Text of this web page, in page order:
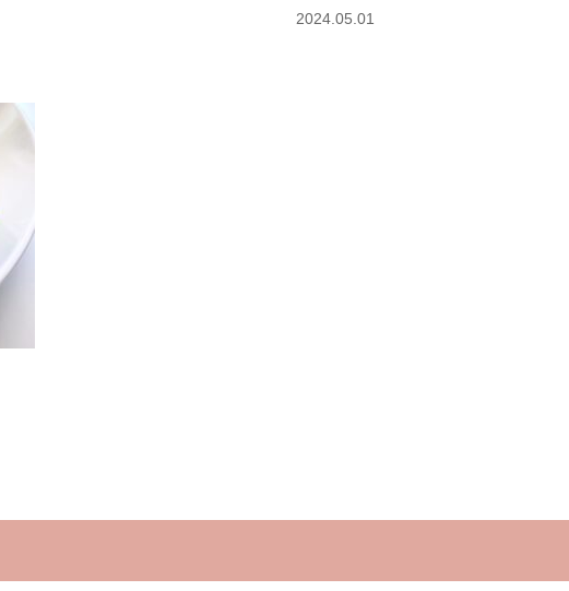
2024.05.01